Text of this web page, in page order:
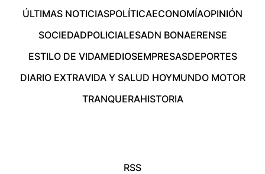
ÚLTIMAS NOTICIASPOLÍTICAECONOMÍAOPINIÓN
SOCIEDADPOLICIALESADN BONAERENSE
ESTILO DE VIDAMEDIOSEMPRESASDEPORTES
DIARIO EXTRAVIDA Y SALUD HOYMUNDO MOTOR
TRANQUERAHISTORIA
RSS